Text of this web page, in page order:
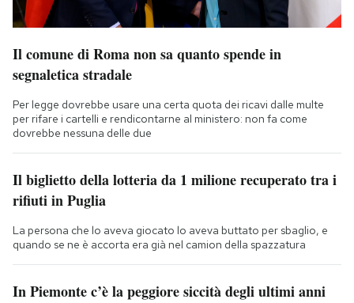
Il comune di Roma non sa quanto spende in
segnaletica stradale
Per legge dovrebbe usare una certa quota dei ricavi dalle multe
per rifare i cartelli e rendicontarne al ministero: non fa come
dovrebbe nessuna delle due
Il biglietto della lotteria da 1 milione recuperato tra i
rifiuti in Puglia
La persona che lo aveva giocato lo aveva buttato per sbaglio, e
quando se ne è accorta era già nel camion della spazzatura
In Piemonte c’è la peggiore siccità degli ultimi anni